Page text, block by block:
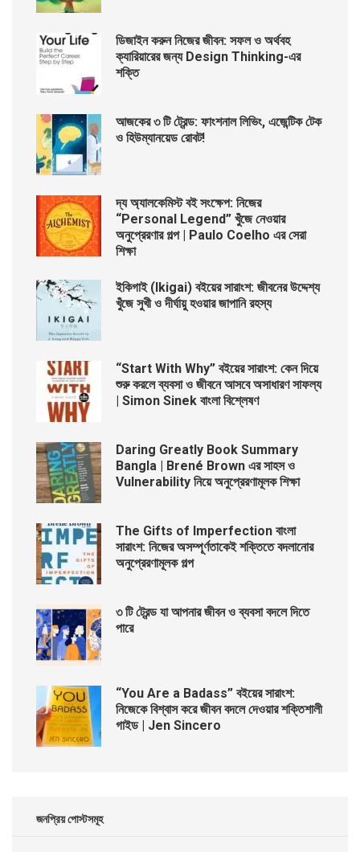
ডিজাইন করুন নিজের জীবন: সফল ও অর্থবহ
ক্যারিয়ারের জন্য Design Thinking-এর
শক্তি
আজকের ৩ টি ট্রেন্ড: ফাংশনাল লিভিং, এজেন্টিক টেক
ও হিউম্যানয়েড রোবট!
দ্য অ্যালকেমিস্ট বই সংক্ষেপ: নিজের
“Personal Legend” খুঁজে নেওয়ার
অনুপ্রেরণার গল্প | Paulo Coelho এর সেরা
শিক্ষা
ইকিগাই (Ikigai) বইয়ের সারাংশ: জীবনের উদ্দেশ্য
খুঁজে সুখী ও দীর্ঘায়ু হওয়ার জাপানি রহস্য
“Start With Why” বইয়ের সারাংশ: কেন দিয়ে
শুরু করলে ব্যবসা ও জীবনে আসবে অসাধারণ সাফল্য
| Simon Sinek বাংলা বিশ্লেষণ
Daring Greatly Book Summary
Bangla | Brené Brown এর সাহস ও
Vulnerability নিয়ে অনুপ্রেরণামূলক শিক্ষা
The Gifts of Imperfection বাংলা
সারাংশ: নিজের অসম্পূর্ণতাকেই শক্তিতে বদলানোর
অনুপ্রেরণামূলক গল্প
৩ টি ট্রেন্ড যা আপনার জীবন ও ব্যবসা বদলে দিতে
পারে
“You Are a Badass” বইয়ের সারাংশ:
নিজেকে বিশ্বাস করে জীবন বদলে দেওয়ার শক্তিশালী
গাইড | Jen Sincero
জনপ্রিয় পোস্টসমূহ